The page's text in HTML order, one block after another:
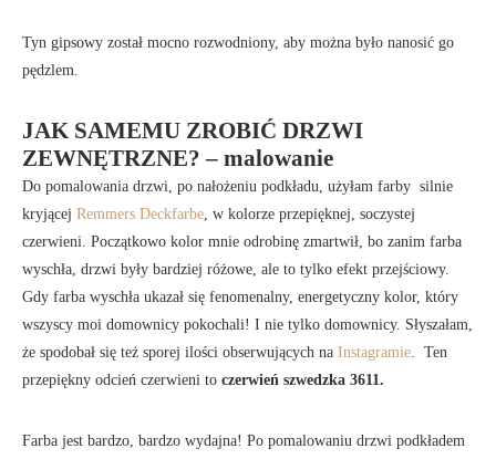
Tyn gipsowy został mocno rozwodniony, aby można było nanosić go
pędzlem.
JAK SAMEMU ZROBIĆ DRZWI
ZEWNĘTRZNE? – malowanie
Do pomalowania drzwi, po nałożeniu podkładu, użyłam farby silnie
kryjącej Remmers Deckfarbe, w kolorze przepięknej, soczystej
czerwieni. Początkowo kolor mnie odrobinę zmartwił, bo zanim farba
wyschła, drzwi były bardziej różowe, ale to tylko efekt przejściowy.
Gdy farba wyschła ukazał się fenomenalny, energetyczny kolor, który
wszyscy moi domownicy pokochali! I nie tylko domownicy. Słyszałam,
że spodobał się też sporej ilości obserwujących na Instagramie. Ten
przepiękny odcień czerwieni to czerwień szwedzka 3611.
Farba jest bardzo, bardzo wydajna! Po pomalowaniu drzwi podkładem